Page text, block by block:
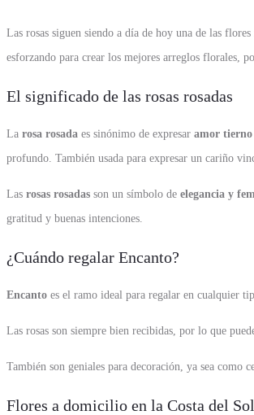
Las rosas siguen siendo a día de hoy una de las
esforzando para crear los mejores arreglos florales,
El significado de las rosas rosadas
La rosa rosada es sinónimo de expresar amor tierno
profundo. También usada para expresar un cariño
Las rosas rosadas son un símbolo de elegancia y
gratitud y buenas intenciones.
¿Cuándo regalar Encanto?
Encanto es el ramo ideal para regalar en cualquier
Las rosas son siempre bien recibidas, por lo que
También son geniales para decoración, ya sea como
Flores a domicilio en la Costa del Sol